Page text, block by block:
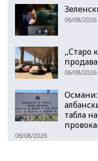
06/08/2026
,,Старо
06/08/2026
табла
06/08/2026